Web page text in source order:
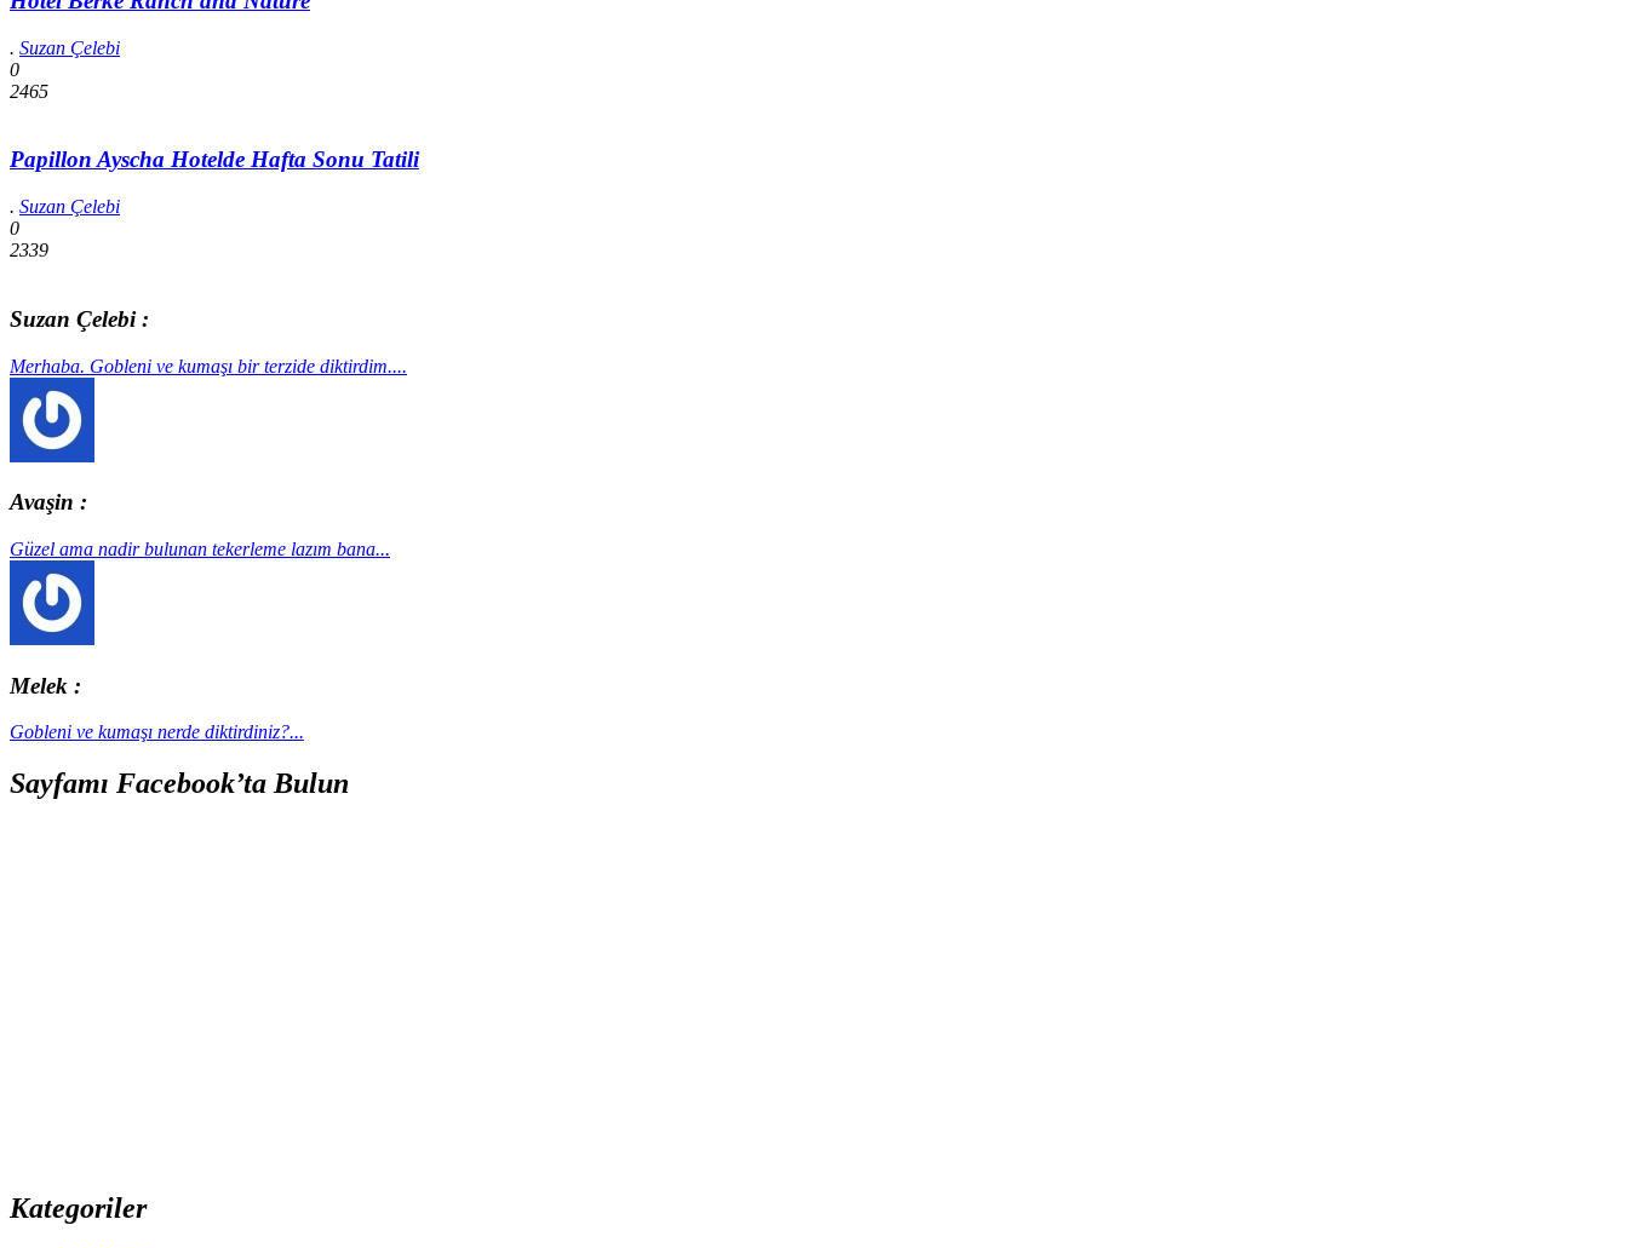
. Suzan Çelebi
0
2465
Papillon Ayscha Hotelde Hafta Sonu Tatili
. Suzan Çelebi
0
2339
Suzan Çelebi :
Merhaba. Gobleni ve kumaşı bir terzide diktirdim....
Avaşin :
Güzel ama nadir bulunan tekerleme lazım bana...
Melek :
Gobleni ve kumaşı nerde diktirdiniz?...
Sayfamı Facebook’ta Bulun
Kategoriler